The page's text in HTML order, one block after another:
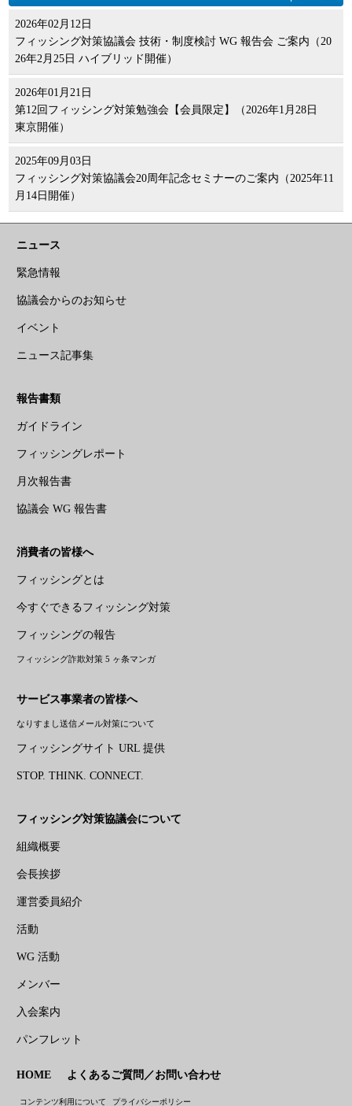
2026年02月12日
フィッシング対策協議会 技術・制度検討 WG 報告会 ご案内（20
26年2月25日 ハイブリッド開催）
2026年01月21日
第12回フィッシング対策勉強会【会員限定】（2026年1月28日
東京開催）
2025年09月03日
フィッシング対策協議会20周年記念セミナーのご案内（2025年11
月14日開催）
ニュース
緊急情報
協議会からのお知らせ
イベント
ニュース記事集
報告書類
ガイドライン
フィッシングレポート
月次報告書
協議会 WG 報告書
消費者の皆様へ
フィッシングとは
今すぐできるフィッシング対策
フィッシングの報告
フィッシング詐欺対策 5 ヶ条マンガ
サービス事業者の皆様へ
なりすまし送信メール対策について
フィッシングサイト URL 提供
STOP. THINK. CONNECT.
フィッシング対策協議会について
組織概要
会長挨拶
運営委員紹介
活動
WG 活動
メンバー
入会案内
パンフレット
HOME よくあるご質問／お問い合わせ
コンテンツ利用について プライバシーポリシー